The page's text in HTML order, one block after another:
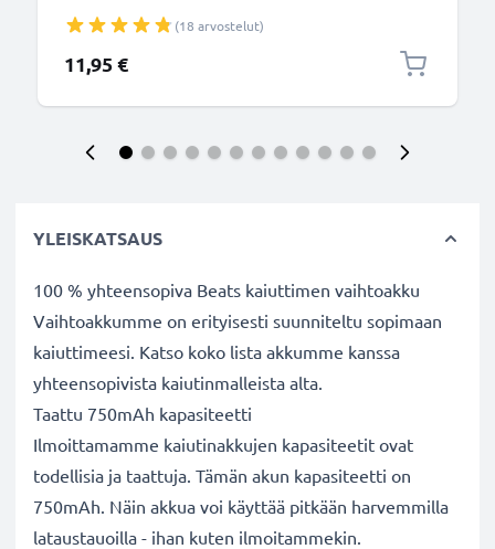
(18 arvostelut)
11,95 €
YLEISKATSAUS
100 % yhteensopiva Beats kaiuttimen vaihtoakku
Vaihtoakkumme on erityisesti suunniteltu sopimaan
kaiuttimeesi. Katso koko lista akkumme kanssa
yhteensopivista kaiutinmalleista alta.
Taattu 750mAh kapasiteetti
Ilmoittamamme kaiutinakkujen kapasiteetit ovat
todellisia ja taattuja. Tämän akun kapasiteetti on
750mAh. Näin akkua voi käyttää pitkään harvemmilla
lataustauoilla - ihan kuten ilmoitammekin.